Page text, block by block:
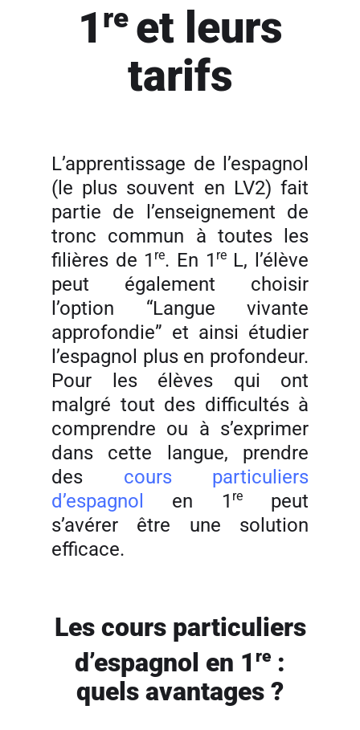
1 re et leurs
tarifs
L’apprentissage de l’espagnol
(le plus souvent en LV2) fait
partie de l’enseignement de
tronc commun à toutes les
filières de 1 re. En 1 reL, l’élève
peut également choisir
l’option “Langue vivante
approfondie” et ainsi étudier
l’espagnol plus en profondeur.
Pour les élèves qui ont
malgré tout des difficultés à
comprendre ou à s’exprimer
dans cette langue, prendre
des cours particuliers
d’espagnol
en 1 repeut
s’avérer être une solution
efficace.
Les cours particuliers
d’espagnol en 1 re :
quels avantages ?